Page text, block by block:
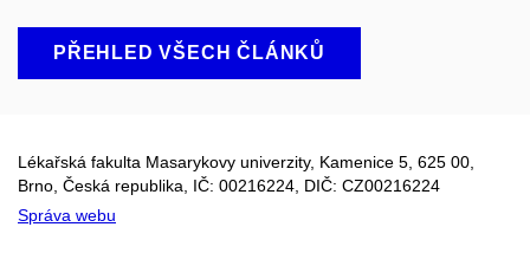
PŘEHLED VŠECH ČLÁNKŮ
Lékařská fakulta Masarykovy univerzity, Kamenice 5, 625 00,
Brno, Česká republika, IČ: 00216224, DIČ: CZ00216224
Správa webu